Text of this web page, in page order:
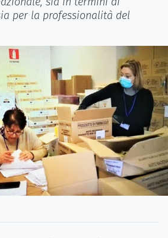
per la professionalità del